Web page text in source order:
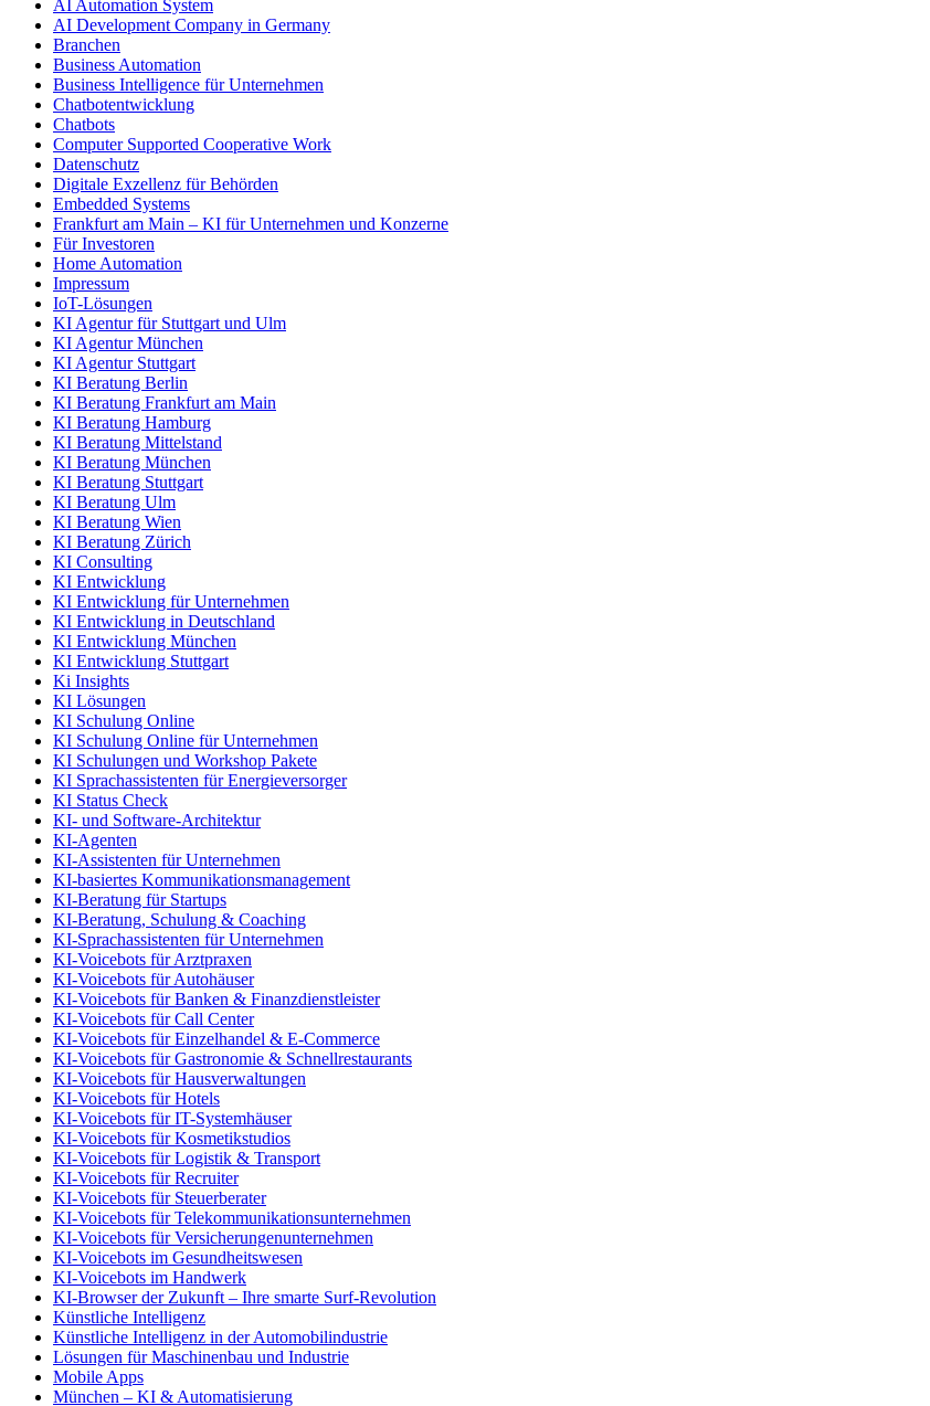
AI Automation System
AI Development Company in Germany
Branchen
Business Automation
Business Intelligence für Unternehmen
Chatbotentwicklung
Chatbots
Computer Supported Cooperative Work
Datenschutz
Digitale Exzellenz für Behörden
Embedded Systems
Frankfurt am Main – KI für Unternehmen und Konzerne
Für Investoren
Home Automation
Impressum
IoT-Lösungen
KI Agentur für Stuttgart und Ulm
KI Agentur München
KI Agentur Stuttgart
KI Beratung Berlin
KI Beratung Frankfurt am Main
KI Beratung Hamburg
KI Beratung Mittelstand
KI Beratung München
KI Beratung Stuttgart
KI Beratung Ulm
KI Beratung Wien
KI Beratung Zürich
KI Consulting
KI Entwicklung
KI Entwicklung für Unternehmen
KI Entwicklung in Deutschland
KI Entwicklung München
KI Entwicklung Stuttgart
Ki Insights
KI Lösungen
KI Schulung Online
KI Schulung Online für Unternehmen
KI Schulungen und Workshop Pakete
KI Sprachassistenten für Energieversorger
KI Status Check
KI- und Software-Architektur
KI-Agenten
KI-Assistenten für Unternehmen
KI-basiertes Kommunikationsmanagement
KI-Beratung für Startups
KI-Beratung, Schulung & Coaching
KI-Sprachassistenten für Unternehmen
KI-Voicebots für Arztpraxen
KI-Voicebots für Autohäuser
KI-Voicebots für Banken & Finanzdienstleister
KI-Voicebots für Call Center
KI-Voicebots für Einzelhandel & E-Commerce
KI-Voicebots für Gastronomie & Schnellrestaurants
KI-Voicebots für Hausverwaltungen
KI-Voicebots für Hotels
KI-Voicebots für IT-Systemhäuser
KI-Voicebots für Kosmetikstudios
KI-Voicebots für Logistik & Transport
KI-Voicebots für Recruiter
KI-Voicebots für Steuerberater
KI-Voicebots für Telekommunikationsunternehmen
KI-Voicebots für Versicherungenunternehmen
KI-Voicebots im Gesundheitswesen
KI-Voicebots im Handwerk
KI‑Browser der Zukunft – Ihre smarte Surf‑Revolution
Künstliche Intelligenz
Künstliche Intelligenz in der Automobilindustrie
Lösungen für Maschinenbau und Industrie
Mobile Apps
München – KI & Automatisierung